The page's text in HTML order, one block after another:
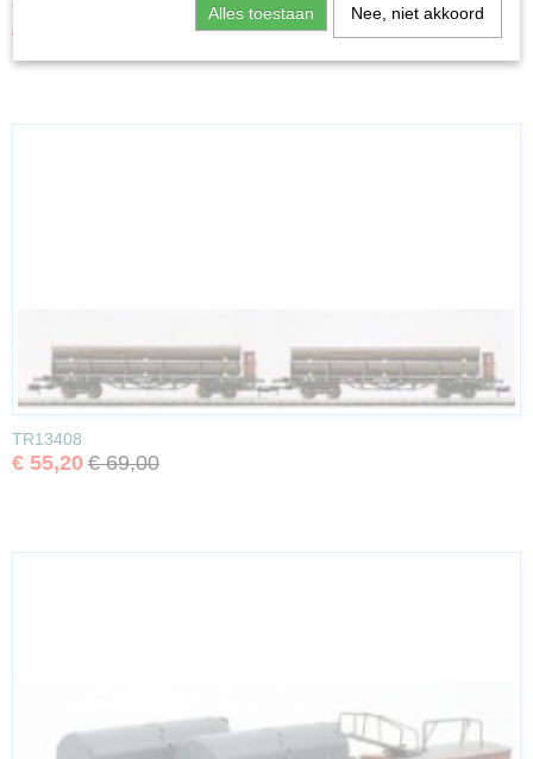
TR15060
€ 43,96
TR13408
€ 55,20 € 69,00
Alles toestaan Nee, niet akkoord